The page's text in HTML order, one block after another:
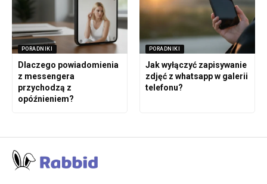
PORADNIKI
Dlaczego powiadomienia
z messengera
przychodzą z
opóźnieniem?
PORADNIKI
Jak wyłączyć zapisywanie
zdjęć z whatsapp w galerii
telefonu?